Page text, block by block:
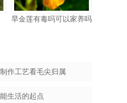
旱金莲有毒吗可以家养吗
作工艺看毛尖归属
生活的起点